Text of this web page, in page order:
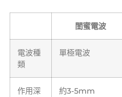
閨蜜電波
電波種
類
單極電波
作用深
約3-5mm